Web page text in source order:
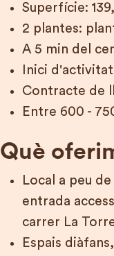
LOCAL
COL·LABORA
FES-TE SÒCIA
HI VULL
Superfície:
2 plantes:
A 5 min del
Inici
Contracte de
Entre 600 -
Què
Local a peu
entrada
carrer La
Espais